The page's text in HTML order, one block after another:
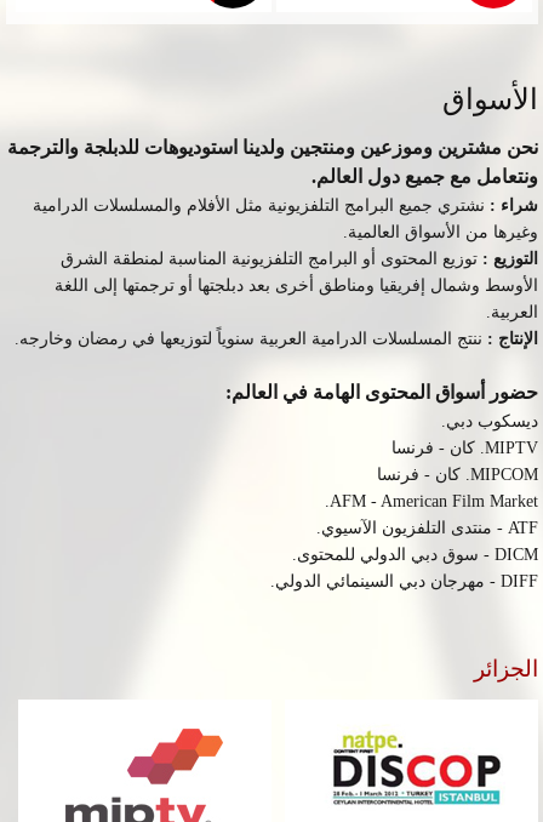
الأسواق
نحن مشترين وموزعين ومنتجين ولدينا استوديوهات للدبلجة والترجمة
ونتعامل مع جميع دول العالم.
شراء : نشتري جميع البرامج التلفزيونية مثل الأفلام والمسلسلات الدرامية
وغيرها من الأسواق العالمية.
التوزيع : توزيع المحتوى أو البرامج التلفزيونية المناسبة لمنطقة الشرق
الأوسط وشمال إفريقيا ومناطق أخرى بعد دبلجتها أو ترجمتها إلى اللغة
العربية.
الإنتاج : ننتج المسلسلات الدرامية العربية سنوياً لتوزيعها في رمضان وخارجه.
حضور أسواق المحتوى الهامة في العالم:
ديسكوب دبي.
MIPTV. كان - فرنسا
MIPCOM. كان - فرنسا
AFM - American Film Market
.
ATF - منتدى التلفزيون الآسيوي.
DICM - سوق دبي الدولي للمحتوى.
DIFF - مهرجان دبي السينمائي الدولي.
الجزائر